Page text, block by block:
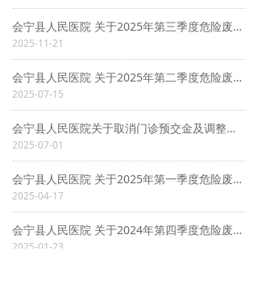
会宁县人民医院 关于2025年第三季度危险废物 污染环境防治信息的公示
2025-11-21
会宁县人民医院 关于2025年第二季度危险废物 污染环境防治信息的公示
2025-07-15
会宁县人民医院关于取消门诊预交金及调整住院预交金的公告
2025-07-01
会宁县人民医院 关于2025年第一季度危险废物 污染环境防治信息的公示
2025-04-17
会宁县人民医院 关于2024年第四季度危险废物 污染环境防治信息的公示
2025-01-23